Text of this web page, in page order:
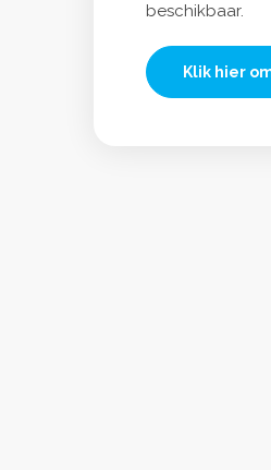
beschikbaar.
Klik hier